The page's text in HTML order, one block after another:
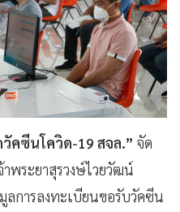
คซีนโควิด-19 สจล.” จัด
พระยาสุรวงษ์ไวยวัฒน์
การลงทะเบียนขอรับวัคซีน